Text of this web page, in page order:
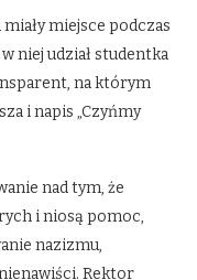
miejsce podczas
niej udział studentka
na którym
i napis „Czyńmy
nad tym, że
i niosą pomoc,
nazizmu,
Rektor